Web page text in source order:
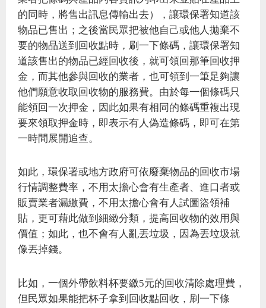
的同時，將售出訊息傳輸出去），讓環保署知道該
物品已售出；之後當民眾把被他自己或他人拋棄不
要的物品送到回收點時，刷一下條碼，讓環保署知
道該售出的物品已經回收後，就可領回那筆回收押
金，而其他參與回收的業者，也可領到一筆足夠讓
他們願意收取回收物的服務費。由於每一個條碼只
能領回一次押金，因此如果有相同的條碼重複出現
要來領取押金時，即表示有人偽造條碼，即可在第
一時間展開追查。
如此，環保署或地方政府可依廢棄物品的回收市場
行情調整費率，不用太擔心會有生產者、進口者或
販賣業者漏繳費，不用太擔心會有人試圖盜領補
貼，更可藉此做到細緻分類，提高回收物的效用與
價值；如此，也不會有人亂丟垃圾，因為丟垃圾就
像丟掉錢。
比如，一個外帶飲料杯要繳5元的回收清除處理費，
但民眾如果能把杯子拿到回收點回收，刷一下條